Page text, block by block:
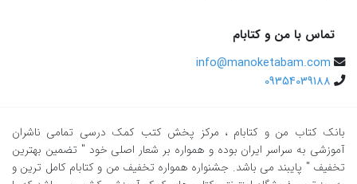
تماس با من و کتابام
info@manoketabam.com
09354039188
بانک کتاب من و کتابام ، مرکز پخش کتب کمک درسی تمامی ناشران
آموزشی به سراسر ایران بوده و همواره بر شعار اصلی خود " تضمین بهترین
تخفیف " پایبند می باشد. جشنواره همواره تخفیف من و کتابام کامل ترین و